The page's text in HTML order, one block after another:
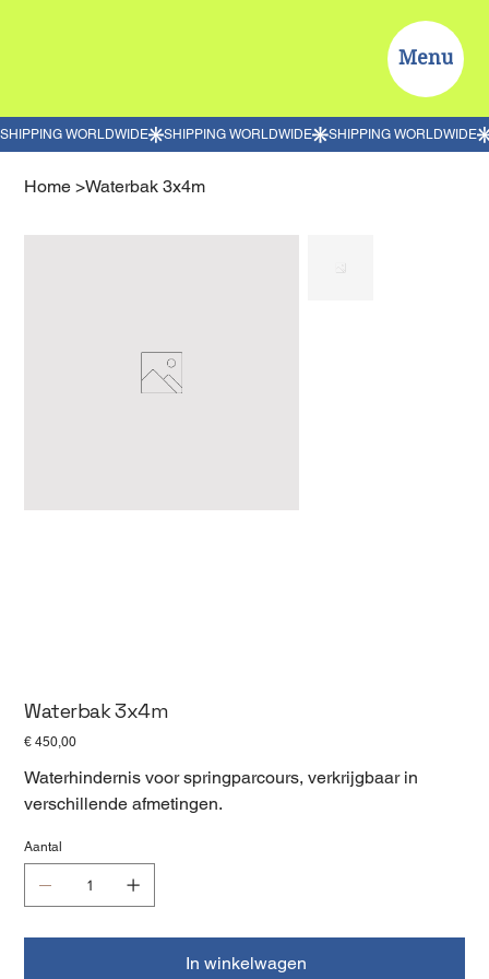
Menu
Home >Waterbak 3x4m
Waterbak 3x4m
Prijs
€ 450,00
Waterhindernis voor springparcours, verkrijgbaar in
verschillende afmetingen.
Aantal
In winkelwagen